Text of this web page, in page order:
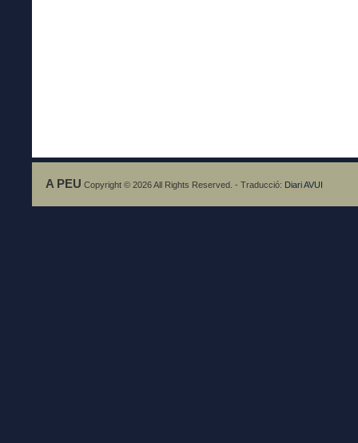
A PEU Copyright © 2026 All Rights Reserved. - Traducció: Diari AVUI